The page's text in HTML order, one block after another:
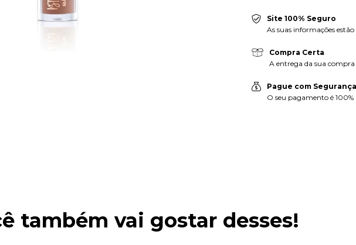
Site 100% Seguro
As suas informações
Compra Certa
A entrega da sua
Pague com Segurança
O seu pagamento é 100%
também vai gostar desses!